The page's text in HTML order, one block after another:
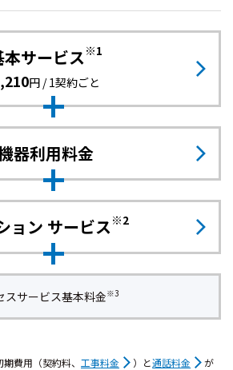
本サービス※1
円 / 1契約ごと
器利用料金
ョン サービス※2
スサービス基本料金※3
費用（契約料、 工事料金 ）と通話料金
が